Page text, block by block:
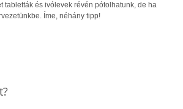
tabletták és ivólevek révén pótolhatunk, de ha
Íme, néhány tipp!